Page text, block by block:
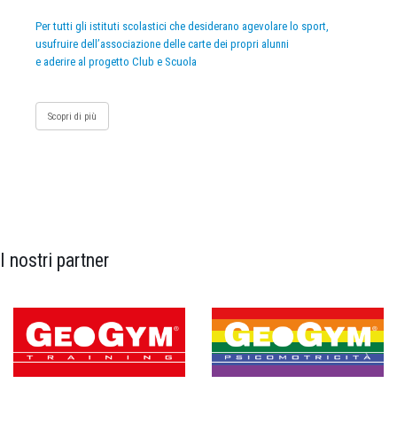
Per tutti gli istituti scolastici che desiderano agevolare lo sport,
usufruire dell’associazione delle carte dei propri alunni
e aderire al progetto Club e Scuola
Scopri di più
I nostri partner